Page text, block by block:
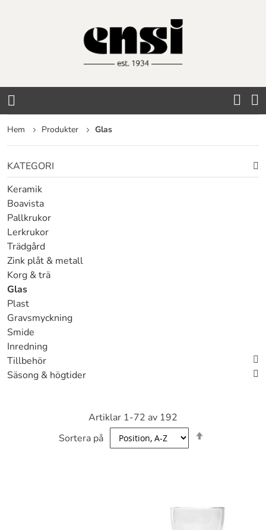
Hem Produkter Glas
Artiklar 1-72 av 192
Sortera på
KATEGORI
Keramik
Boavista
Pallkrukor
Lerkrukor
Trädgård
Zink plåt & metall
Korg & trä
Glas
Plast
Gravsmyckning
Smide
Inredning
Tillbehör
Säsong & högtider